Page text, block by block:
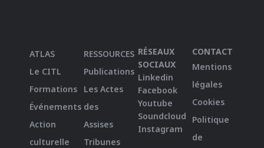
ATLAS
Le CITL
Formations
Événements
Action
culturelle
RESSOURCES
Publications
Les Actes
des
Assises
Tribunes
RÉSEAUX
SOCIAUX
Linkedin
Facebook
Youtube
Soundcloud
Instagram
CONTACT
Mentions
légales
Cookies
Politique
de